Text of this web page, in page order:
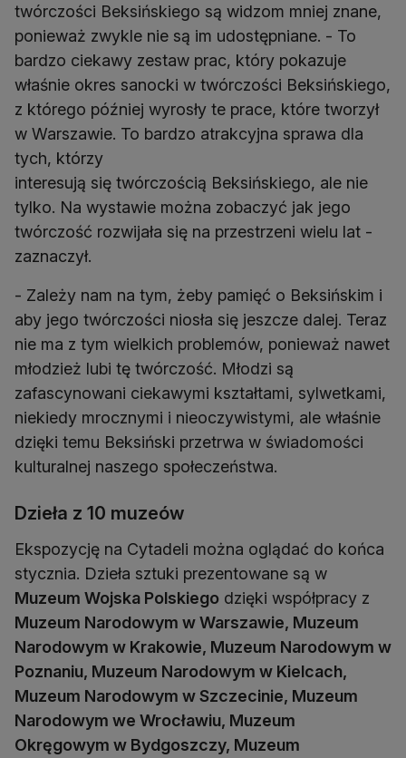
twórczości Beksińskiego są widzom mniej znane,
ponieważ zwykle nie są im udostępniane. - To
bardzo ciekawy zestaw prac, który pokazuje
właśnie okres sanocki w twórczości Beksińskiego,
z którego później wyrosły te prace, które tworzył
w Warszawie. To bardzo atrakcyjna sprawa dla
tych, którzy
interesują się twórczością Beksińskiego, ale nie
tylko. Na wystawie można zobaczyć jak jego
twórczość rozwijała się na przestrzeni wielu lat -
zaznaczył.
- Zależy nam na tym, żeby pamięć o Beksińskim i
aby jego twórczości niosła się jeszcze dalej. Teraz
nie ma z tym wielkich problemów, ponieważ nawet
młodzież lubi tę twórczość. Młodzi są
zafascynowani ciekawymi kształtami, sylwetkami,
niekiedy mrocznymi i nieoczywistymi, ale właśnie
dzięki temu Beksiński przetrwa w świadomości
kulturalnej naszego społeczeństwa.
Dzieła z 10 muzeów
Ekspozycję na Cytadeli można oglądać do końca
stycznia. Dzieła sztuki prezentowane są w
Muzeum Wojska Polskiego dzięki współpracy z
Muzeum Narodowym w Warszawie, Muzeum
Narodowym w Krakowie, Muzeum Narodowym w
Poznaniu, Muzeum Narodowym w Kielcach,
Muzeum Narodowym w Szczecinie, Muzeum
Narodowym we Wrocławiu, Muzeum
Okręgowym w Bydgoszczy, Muzeum